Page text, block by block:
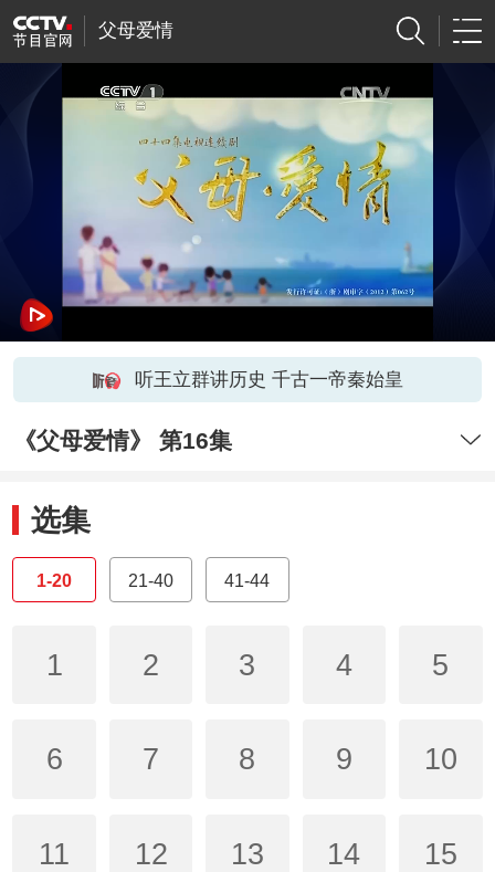
父母爱情
听王立群讲历史 千古一帝秦始皇
《父母爱情》 第16集
选集
1-20 21-40 41-44
1 2 3 4 5
6 7 8 9 10
11 12 13 14 15